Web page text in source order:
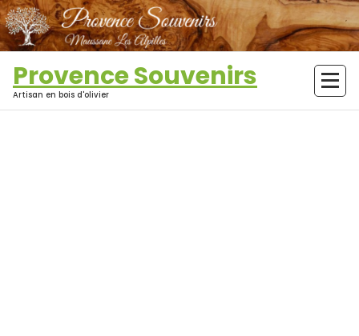
Aller
au
contenu
Provence Souvenirs
Artisan en bois d'olivier